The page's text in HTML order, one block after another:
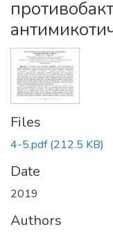
Files
4-5.pdf(212.5 KB)
Date
2019
Authors